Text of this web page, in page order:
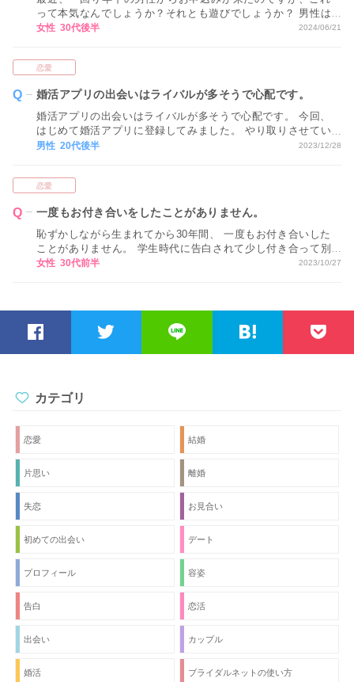
って本気なんでしょうか？それとも遊びでしょうか？ 男性は
年下の女性が好きな方が多いと思うので、受けて良いものか
女性 30代後半 2024/06/21
恋愛
婚活アプリの出会いはライバルが多そうで心配です。
婚活アプリの出会いはライバルが多そうで心配です。 今回、
はじめて婚活アプリに登録してみました。 やり取りさせてい
ただいている女性がいるのですが、 婚活の場だからこそ他の
焦ったりしてしまいます…。 他の男性ともメッセージのやり
とお会いしたことがあるかなど、 お相手の状況を聞くのはOK
でしょうか？
男性 20代後半 2023/12/28
恋愛
一度もお付き合いをしたことがありません。
恥ずかしながら生まれてから30年間、 一度もお付き合いした
ことがありません。 学生時代に告白されて少し付き合って別
れた人はいますが、 付き合ったうちに入らないと思っていま
女性 30代前半 2023/10/27
カテゴリ
恋愛 結婚
片思い 離婚
失恋 お見合い
初めての出会い デート
プロフィール 容姿
告白 恋活
出会い カップル
婚活 ブライダルネットの使い方